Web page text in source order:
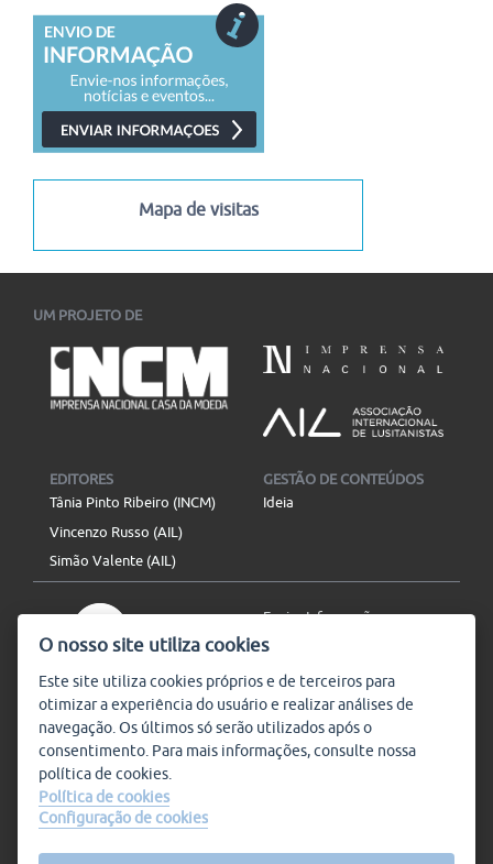
Mapa de visitas
UM PROJETO DE
EDITORES
Tânia Pinto Ribeiro (INCM)
Vincenzo Russo (AIL)
Simão Valente (AIL)
GESTÃO DE CONTEÚDOS
Ideia
Subscrever
Enviar Informação
Aviso Legal
Mapa do site
SIGA-NOS
Condições de Utilização
O nosso site utiliza cookies
Este site utilizacookies próprios e de terceiros para
otimizar a experiência do usuário e realizar análises de
navegação. Os últimos só serão utilizados após o
consentimento. Para mais informações, consulte nossa
política decookies
Política de cookies
Configuração de cookies